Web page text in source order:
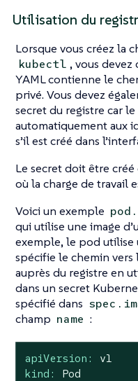
Utilisation du
Lorsque vous créez la
kubectl , vous
YAML contienne le
privé. Vous devez
secret du registre car le
automatiquement aux
s’il est créé dans
Le secret doit être
où la charge de travail
Voici un exemple
qui utilise une image
exemple, le pod utilise
spécifie le chemin vers
auprès du registre en
dans un secret
spécifié dans
champ name :
apiVersion:
v1
kind:
Pod